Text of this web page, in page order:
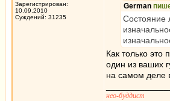
Зарегистрирован:
10.09.2010
Суждений: 31235
German
Состояние
Как только
один из ваших
на самом деле
нео-буддист